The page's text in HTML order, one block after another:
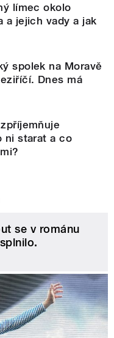
límec okolo
a jejich vady a jak
spolek na Moravě
Dnes má
ni starat a co
se v románu